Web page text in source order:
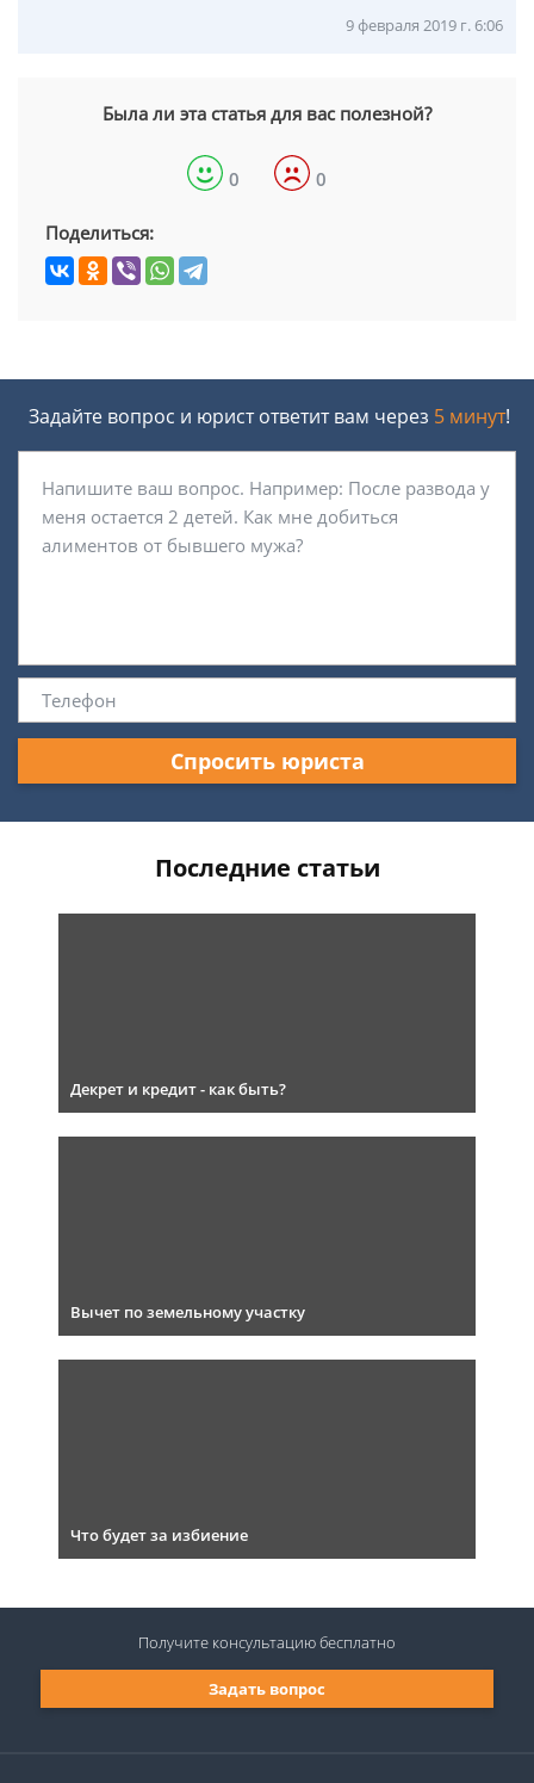
9 февраля 2019 г. 6:06
Была ли эта статья для вас полезной?
0 0
Поделиться:
Задайте вопрос и юрист ответит вам через 5 минут!
Спросить юриста
Последние статьи
Декрет и кредит - как быть?
Вычет по земельному участку
Что будет за избиение
Задать вопрос
Получите консультациюбесплатно